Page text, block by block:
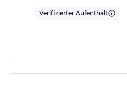
Verifizierter Aufenthalt